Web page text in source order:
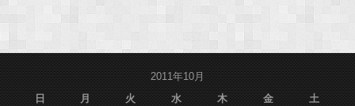
2011年10月
日
月 火 水 木 金 土